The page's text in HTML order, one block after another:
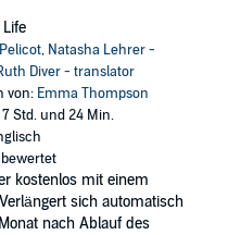
, Natasha Lehrer -
Diver - translator
von: Emma Thompson
Std. und 24 Min.
kostenlos mit einem
sich automatisch
nach Ablauf des